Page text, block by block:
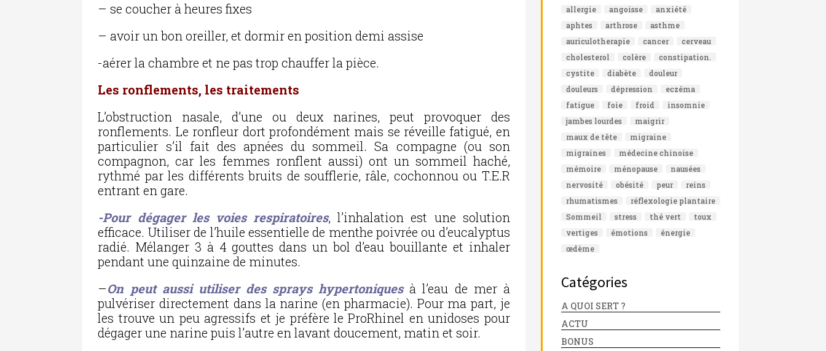
– se coucher à heures fixes
– avoir un bon oreiller, et dormir en position demi assise
-aérer la chambre et ne pas trop chauffer la pièce.
Les ronflements, les traitements
L’obstruction nasale, d’une ou deux narines, peut provoquer des
ronflements. Le ronfleur dort profondément mais se réveille fatigué, en
particulier s’il fait des apnées du sommeil. Sa compagne (ou son
compagnon, car les femmes ronflent aussi) ont un sommeil haché,
rythmé par les différents bruits de soufflerie, râle, cochonnou ou T.E.R
entrant en gare.
-Pour dégager les voies respiratoires, l’inhalation est une solution
efficace. Utiliser de l’huile essentielle de menthe poivrée ou d’eucalyptus
radié. Mélanger 3 à 4 gouttes dans un bol d’eau bouillante et inhaler
pendant une quinzaine de minutes.
–On peut aussi utiliser des sprays hypertoniquesà l’eau de mer à
pulvériser directement dans la narine (en pharmacie). Pour ma part, je
les trouve un peu agressifs et je préfère le ProRhinel en unidoses pour
dégager une narine puis l’autre en lavant doucement, matin et soir.
allergie angoisse
anxiété
aphtes
arthrose
asthme
auriculotherapie
cancer
cerveau
cholesterol
colère
constipation.
cystite
diabète
douleur
douleurs
dépression
eczéma
fatigue
foie froid
insomnie
jambes lourdes
maigrir
maux de tête
migraine
migraines
médecine chinoise
mémoire
ménopause
nausées
nervosité
obésité peur
reins
rhumatismes
réflexologie plantaire
Sommeil
stress thé vert
toux
vertiges
émotions
énergie
œdème
Catégories
A QUOI SERT ?
ACTU
BONUS